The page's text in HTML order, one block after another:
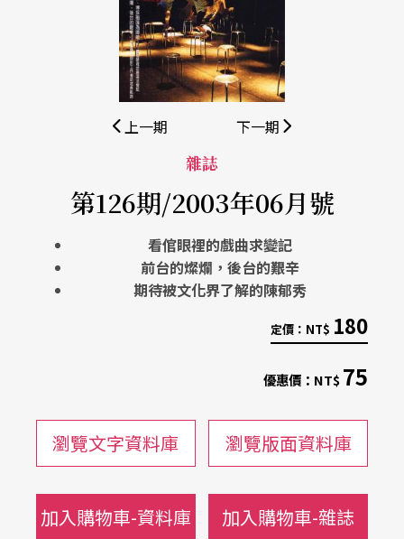
上一期 下一期
雜誌
第126期/2003年06月號
看倌眼裡的戲曲求變記
前台的燦爛，後台的艱辛
期待被文化界了解的陳郁秀
定價： NT$ 180
優惠價： NT$75
瀏覽文字資料庫 瀏覽版面資料庫
加入購物車-資料庫 加入購物車-雜誌